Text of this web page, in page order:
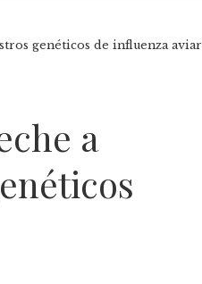
genéticos de influenza aviar
a